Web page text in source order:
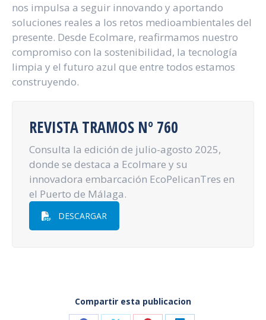
nos impulsa a seguir innovando y aportando
soluciones reales a los retos medioambientales del
presente. Desde Ecolmare, reafirmamos nuestro
compromiso con la sostenibilidad, la tecnología
limpia y el futuro azul que entre todos estamos
construyendo.
REVISTA TRAMOS Nº 760
Consulta la edición de julio-agosto 2025,
donde se destaca a Ecolmare y su
innovadora embarcación EcoPelicanTres en
el Puerto de Málaga.
DESCARGAR
Compartir esta publicacion